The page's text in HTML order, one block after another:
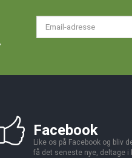
Facebook
Like os på Facebook og bliv
få det seneste nye, deltage i